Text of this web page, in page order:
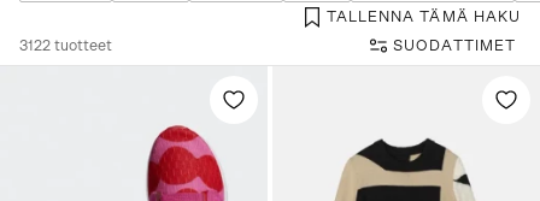
TALLENNA TÄMÄ HAKU
3122 tuotteet SUODATTIMET